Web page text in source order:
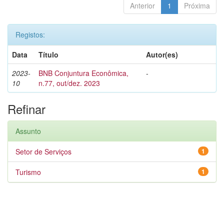
Anterior 1 Próxima
Registos:
Data
Título
Autor(es)
2023-
10
BNB Conjuntura Econômica,
n.77, out/dez. 2023
-
Refinar
Assunto
1
Setor de Serviços
1
Turismo